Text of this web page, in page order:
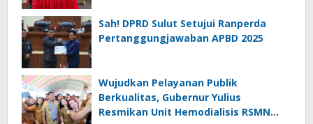
Sah! DPRD Sulut Setujui Ranperda
Pertanggungjawaban APBD 2025
Wujudkan Pelayanan Publik
Berkualitas, Gubernur Yulius
Resmikan Unit Hemodialisis RSMN